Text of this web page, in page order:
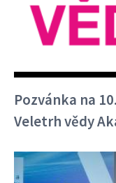
Pozvánka na
Veletrh vědy